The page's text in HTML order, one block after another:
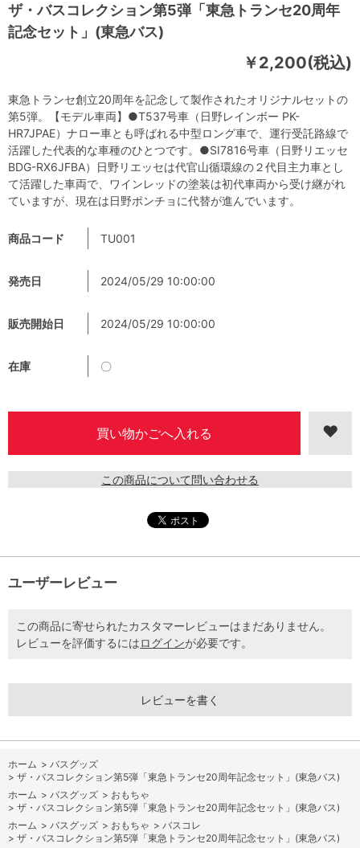
ザ・バスコレクション第5弾「東急トランセ20周年
記念セット」(東急バス)
￥2,200(税込)
商品コード TU001
発売日 2024/05/29 10:00:00
販売開始日 2024/05/29 10:00:00
在庫 〇
この商品について問い合わせる
東急トランセ創立20周年を記念して製作されたオリジナルセットの
第5弾。【モデル車両】●T537号車（日野レインボー PK-
HR7JPAE）ナロー車とも呼ばれる中型ロング車で、運行受託路線で
活躍した代表的な車種のひとつです。●SI7816号車（日野リエッセ
BDG-RX6JFBA）日野リエッセは代官山循環線の２代目主力車とし
て活躍した車両で、ワインレッドの塗装は初代車両から受け継がれ
ていますが、現在は日野ポンチョに代替が進んでいます。
ユーザーレビュー
この商品に寄せられたカスタマーレビューはまだありません。
レビューを評価するにはログインが必要です。
レビューを書く
ホーム > バスグッズ
> ザ・バスコレクション第5弾「東急トランセ20周年記念セット」(東急バス)
ホーム > バスグッズ > おもちゃ
> ザ・バスコレクション第5弾「東急トランセ20周年記念セット」(東急バス)
ホーム > バスグッズ > おもちゃ > バスコレ
> ザ・バスコレクション第5弾「東急トランセ20周年記念セット」(東急バス)